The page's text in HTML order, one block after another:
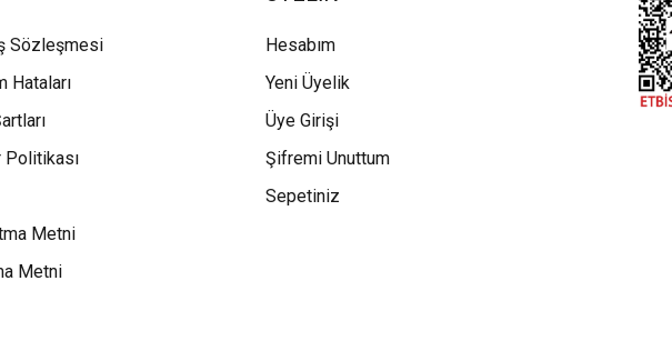
Sözleşmesi
Hataları
Metni
Metni
Hesabım
Yeni Üyelik
Üye Girişi
Şifremi Unuttum
Sepetiniz